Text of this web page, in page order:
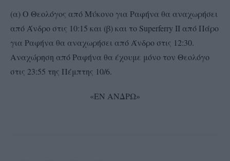
(α) Ο Θεολόγος από Μύκονο για Ραφήνα θα αναχωρήσει
από Άνδρο στις 10:15 και (β) και το Superferry II από Πάρο
για Ραφήνα θα αναχωρήσει από Άνδρο στις 12:30.
Αναχώρηση από Ραφήνα θα έχουμε μόνο τον Θεολόγο
στις 23:55 της Πέμπτης 10/6.
«ΕΝ ΑΝΔΡΩ»